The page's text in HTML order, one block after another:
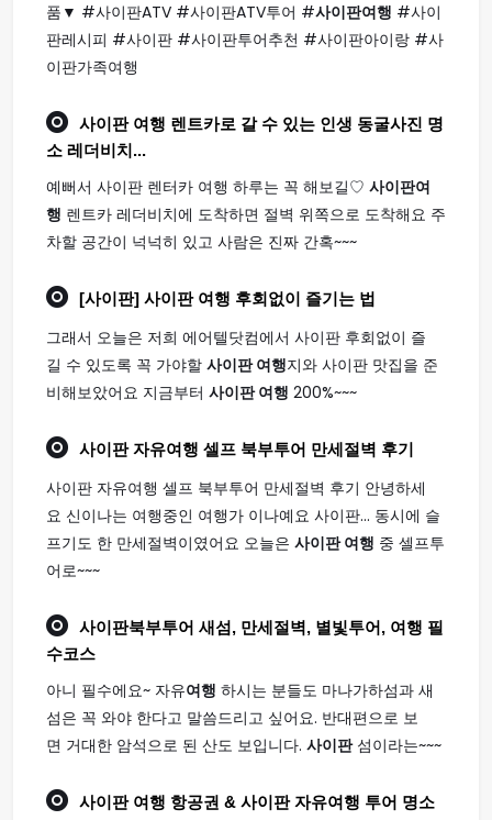
품▼ #사이판ATV #사이판ATV투어 #사이판여행 #사이
판레시피 #사이판 #사이판투어추천 #사이판아이랑 #사
이판가족여행
사이판 여행 렌트카로 갈 수 있는 인생 동굴사진 명
소 레더비치...
예뻐서 사이판 렌터카 여행 하루는 꼭 해보길♡ 사이판여
행 렌트카 레더비치에 도착하면 절벽 위쪽으로 도착해요 주
차할 공간이 넉넉히 있고 사람은 진짜 간혹~~~
[사이판] 사이판 여행 후회없이 즐기는 법
그래서 오늘은 저희 에어텔닷컴에서 사이판 후회없이 즐
길 수 있도록 꼭 가야할 사이판 여행지와 사이판 맛집을 준
비해보았어요 지금부터 사이판 여행 200%~~~
사이판자유여행 셀프 북부투어 만세절벽 후기
사이판 자유여행 셀프 북부투어 만세절벽 후기 안녕하세
요 신이나는 여행중인 여행가 이나예요 사이판... 동시에 슬
프기도 한 만세절벽이였어요 오늘은 사이판 여행 중 셀프투
어로~~~
사이판북부투어 새섬, 만세절벽, 별빛투어, 여행 필
수코스
아니 필수에요~ 자유여행 하시는 분들도 마나가하섬과 새
섬은 꼭 와야 한다고 말씀드리고 싶어요. 반대편으로 보
면 거대한 암석으로 된 산도 보입니다. 사이판섬이라는~~~
사이판 여행 항공권 & 사이판 자유여행 투어 명소